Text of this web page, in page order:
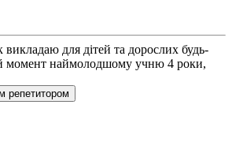
для дітей та дорослих будь-
момент наймолодшому учню 4 роки,
репетитором